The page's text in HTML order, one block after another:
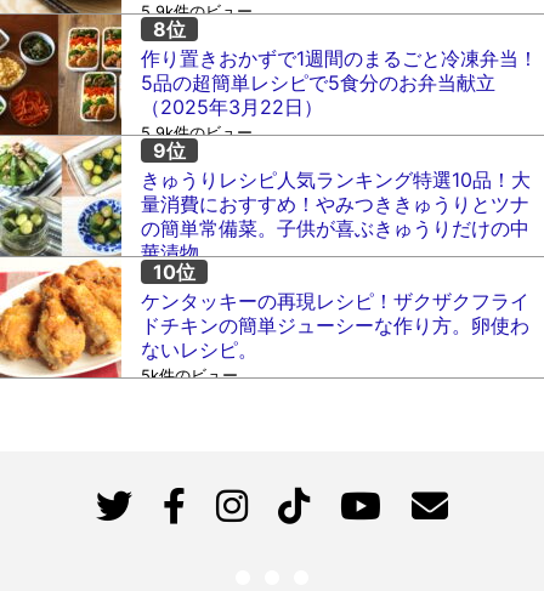
5.9k件のビュー
作り置きおかずで1週間のまるごと冷凍弁当！
5品の超簡単レシピで5食分のお弁当献立
（2025年3月22日）
5.9k件のビュー
きゅうりレシピ人気ランキング特選10品！大
量消費におすすめ！やみつききゅうりとツナ
の簡単常備菜。子供が喜ぶきゅうりだけの中
華漬物。
5.1k件のビュー
ケンタッキーの再現レシピ！ザクザクフライ
ドチキンの簡単ジューシーな作り方。卵使わ
ないレシピ。
5k件のビュー